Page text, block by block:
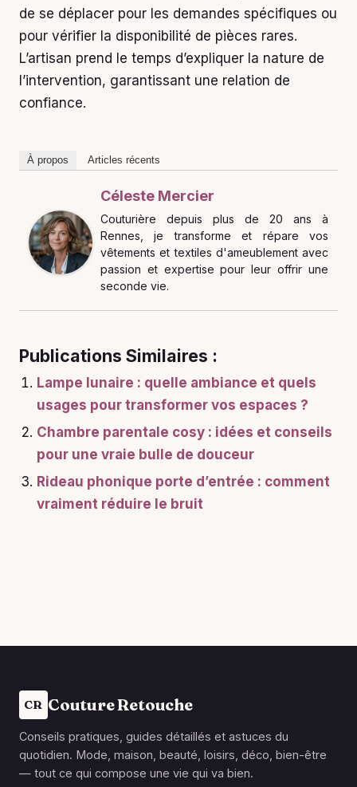
de se déplacer pour les demandes spécifiques ou
pour vérifier la disponibilité de pièces rares.
L’artisan prend le temps d’expliquer la nature de
l’intervention, garantissant une relation de
confiance.
À propos Articles récents
Céleste Mercier
Couturière depuis plus de 20 ans à
Rennes, je transforme et répare vos
vêtements et textiles d'ameublement avec
passion et expertise pour leur offrir une
seconde vie.
Publications Similaires :
Lampe lunaire : quelle ambiance et quels
usages pour transformer vos espaces ?
Chambre parentale cosy : idées et conseils
pour une vraie bulle de douceur
Rideau phonique porte d’entrée : comment
vraiment réduire le bruit
CR Couture Retouche
Conseils pratiques, guides détaillés et astuces du
quotidien. Mode, maison, beauté, loisirs, déco, bien-être
— tout ce qui compose une vie qui va bien.